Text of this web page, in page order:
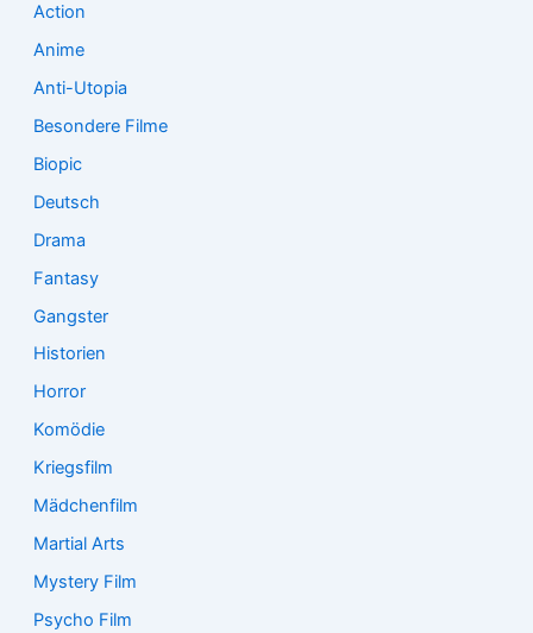
Action
Anime
Anti-Utopia
Besondere Filme
Biopic
Deutsch
Drama
Fantasy
Gangster
Historien
Horror
Komödie
Kriegsfilm
Mädchenfilm
Martial Arts
Mystery Film
Psycho Film